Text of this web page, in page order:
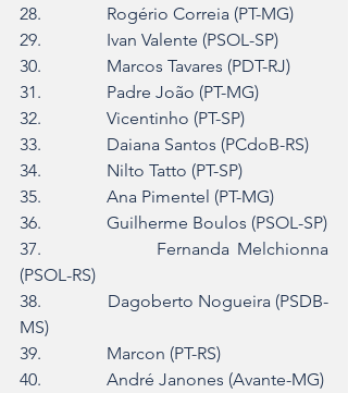
28.               Rogério Correia (PT-MG)
29.               Ivan Valente (PSOL-SP)
30.               Marcos Tavares (PDT-RJ)
31.               Padre João (PT-MG)
32.               Vicentinho (PT-SP)
33.               Daiana Santos (PCdoB-RS)
34.               Nilto Tatto (PT-SP)
35.               Ana Pimentel (PT-MG)
36.               Guilherme Boulos (PSOL-SP)
37.               Fernanda Melchionna
(PSOL-RS)
38.               Dagoberto Nogueira (PSDB-
MS)
39.               Marcon (PT-RS)
40.               André Janones (Avante-MG)